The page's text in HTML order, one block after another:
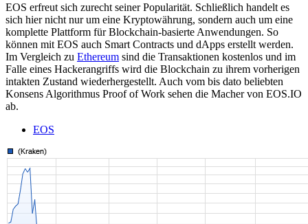
EOS erfreut sich zurecht seiner Popularität. Schließlich handelt es
sich hier nicht nur um eine Kryptowährung, sondern auch um eine
komplette Plattform für Blockchain-basierte Anwendungen. So
können mit EOS auch Smart Contracts und dApps erstellt werden.
Im Vergleich zu Ethereum sind die Transaktionen kostenlos und im
Falle eines Hackerangriffs wird die Blockchain zu ihrem vorherigen
intakten Zustand wiederhergestellt. Auch vom bis dato beliebten
Konsens Algorithmus Proof of Work sehen die Macher von EOS.IO
ab.
EOS